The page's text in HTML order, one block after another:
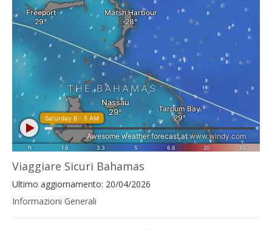
Viaggiare Sicuri Bahamas
Ultimo aggiornamento: 20/04/2026
Informazioni Generali